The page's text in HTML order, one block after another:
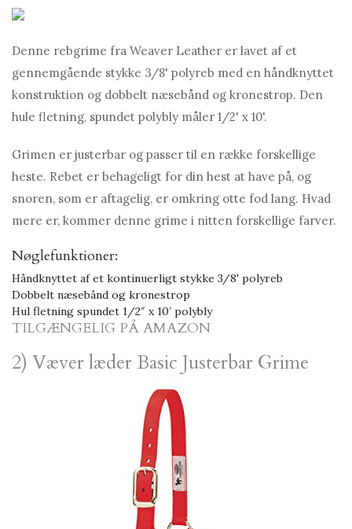
Denne rebgrime fra Weaver Leather er lavet af et
gennemgående stykke 3/8' polyreb med en håndknyttet
konstruktion og dobbelt næsebånd og kronestrop. Den
hule fletning, spundet polybly måler 1/2' x 10'.
Grimen er justerbar og passer til en række forskellige
heste. Rebet er behageligt for din hest at have på, og
snoren, som er aftagelig, er omkring otte fod lang. Hvad
mere er, kommer denne grime i nitten forskellige farver.
Nøglefunktioner:
Håndknyttet af et kontinuerligt stykke 3/8' polyreb
Dobbelt næsebånd og kronestrop
Hul fletning spundet 1/2″ x 10′ polybly
TILGÆNGELIG PÅ AMAZON
2) Væver læder Basic Justerbar Grime